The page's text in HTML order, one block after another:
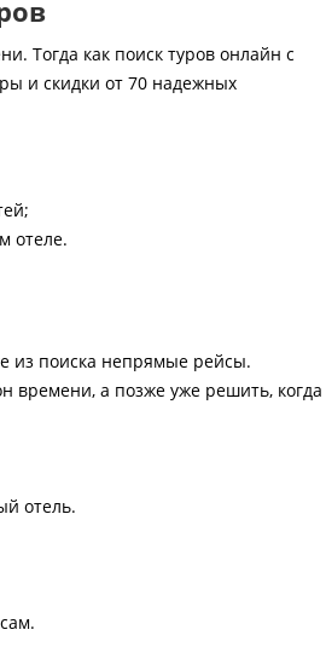
Тогда как поиск туров онлайн с
и скидки от 70 надежных
отеле.
из поиска непрямые рейсы.
времени, а позже уже решить, когда
отель.